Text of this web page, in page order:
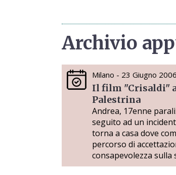
Archivio
Milano - 23 Giugno 2006
Il film "Crisaldi"
Palestrina
Andrea, 17enne
seguito ad un
torna a casa dove
percorso di
consapevolezza sulla